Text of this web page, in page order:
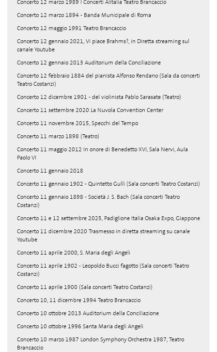
Concerto 12 marzo 1989 I Concerti Alitalia Teatro Brancaccio
Concerto 12 marzo 1894 - Banda Municipale di Roma
Concerto 12 maggio 1991 Teatro Brancaccio
Concerto 12 gennaio 2021, Vi piace Brahms?, in Diretta streaming sul
canale Youtube
Concerto 12 gennaio 2013 Auditorium della Conciliazione
Concerto 12 febbraio 1884 del pianista Alfonso Rendano (Sala da concerti
Teatro Costanzi)
Concerto 12 dicembre 1901 - del violinista Pablo Sarasate (Teatro)
Concerto 11 settembre 2020 La Nuvola Convention Center
Concerto 11 novembre 2015, Specchi del Tempo
Concerto 11 marzo 1898 (Teatro)
Concerto 11 maggio 2012 In onore di Benedetto XVI, Sala Nervi, Aula
Paolo VI
Concerto 11 gennaio 2018
Concerto 11 gennaio 1902 - Quintetto Gullì (Sala concerti Teatro Costanzi)
Concerto 11 gennaio 1898 - Società J. S. Bach (Sala concerti Teatro
Costanzi)
Concerto 11 e 12 settembre 2025, Padiglione Italia Osaka Expo, Giappone
Concerto 11 dicembre 2020 Trasmesso in diretta streaming su canale
Youtube
Concerto 11 aprile 2000, S. Maria degli Angeli
Concerto 11 aprile 1902 - Leopoldo Bucci fagotto (Sala concerti Teatro
Costanzi)
Concerto 11 aprile 1900 (Sala concerti Teatro Costanzi)
Concerto 10, 11 dicembre 1994 Teatro Brancaccio
Concerto 10 ottobre 2013 Auditorium della Conciliazione
Concerto 10 ottobre 1996 Santa Maria degli Angeli
Concerto 10 marzo 1987 London Symphony Orchestra 1987, Teatro
Brancaccio